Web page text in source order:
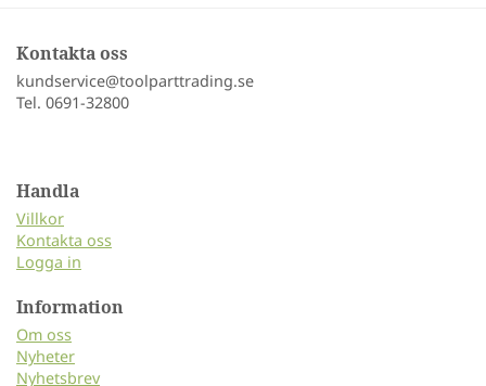
Kontakta oss
kundservice@toolparttrading.se
Tel. 0691-32800
Handla
Villkor
Kontakta oss
Logga in
Information
Om oss
Nyheter
Nyhetsbrev